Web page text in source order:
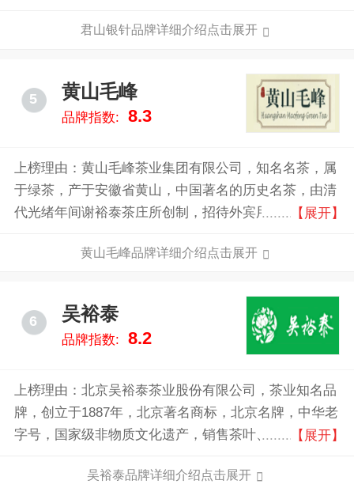
雅称“金镶玉”。君山银针品牌详细介绍点击展开
5 黄山毛峰
品牌指数: 8.3
上榜理由：黄山毛峰茶业集团有限公司，知名名茶，属
于绿茶，产于安徽省黄山，中国著名的历史名茶，由清
代光绪年间谢裕泰茶庄所创制，招待外宾用茶和礼品
【展开】
黄山毛峰品牌详细介绍点击展开
6 吴裕泰
品牌指数: 8.2
上榜理由：北京吴裕泰茶业股份有限公司，茶业知名品
牌，创立于1887年，北京著名商标，北京名牌，中华老
字号，国家级非物质文化遗产，销售茶叶、茶制品以及
【展开】
吴裕泰品牌详细介绍点击展开